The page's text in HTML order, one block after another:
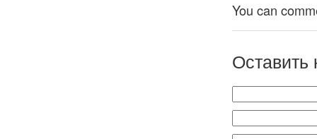
You can
Оставить